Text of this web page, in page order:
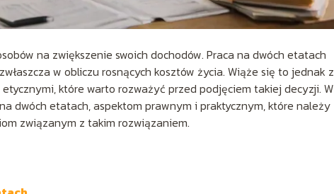
na zwiększenie swoich dochodów. Praca na dwóch etatach
w obliczu rosnących kosztów życia. Wiąże się to jednak z
które warto rozważyć przed podjęciem takiej decyzji. W
dwóch etatach, aspektom prawnym i praktycznym, które należy
związanym z takim rozwiązaniem.